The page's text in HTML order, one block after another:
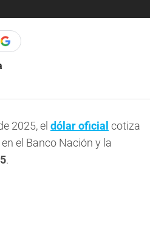
2025, el dólar oficial cotiza
en el Banco Nación y la
.